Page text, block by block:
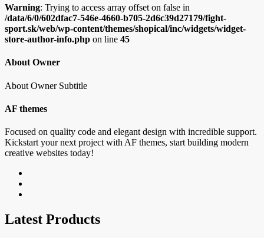
Warning: Trying to access array offset on false in
/data/6/0/602dfac7-546e-4660-b705-2d6c39d27179/fight-
sport.sk/web/wp-content/themes/shopical/inc/widgets/widget-
store-author-info.php on line 45
About Owner
About Owner Subtitle
AF themes
Focused on quality code and elegant design with incredible support.
Kickstart your next project with AF themes, start building modern
creative websites today!
Latest Products